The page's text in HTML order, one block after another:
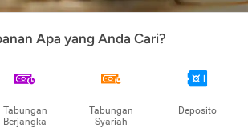
Apa yang Anda Cari?
Tabungan
Berjangka
Tabungan
Syariah
Deposito